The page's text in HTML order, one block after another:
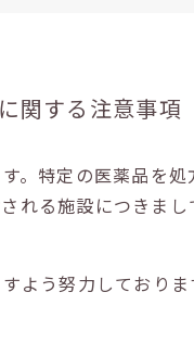
関する注意事項
。特定の医薬品を
れる施設につきま
よう努力しており